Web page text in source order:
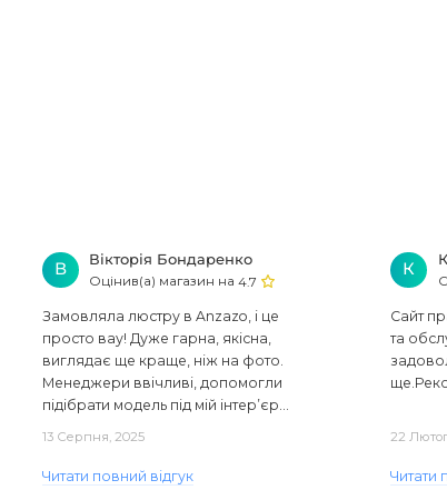
В
Вікторія Бондаренко
Оцінив(а) магазин на4.7
Замовляла люстру в Anzazo, і це
просто вау! Дуже гарна, якісна,
виглядає ще краще, ніж на фото.
Менеджери ввічливі, допомогли
підібрати модель під мій інтер’єр...
13 Серпня, 2025
Читати повний відгук
К
Сайт
та
22
Читати